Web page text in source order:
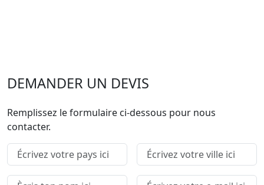
DEMANDER UN DEVIS
Remplissez le formulaire ci-dessous pour nous
contacter.